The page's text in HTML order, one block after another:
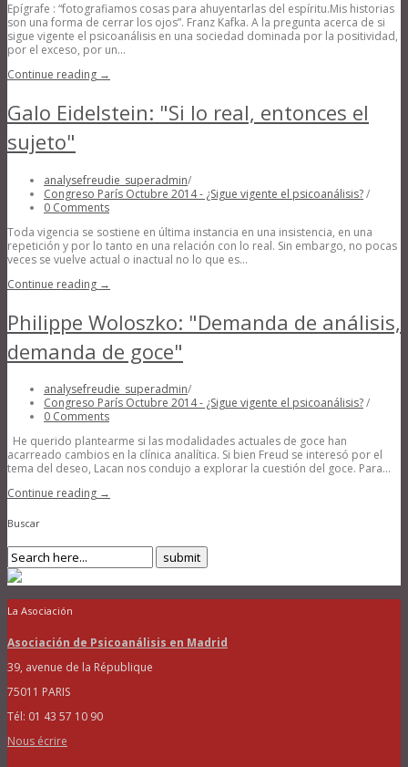
Epígrafe : “fotografiamos cosas para ahuyentarlas del espíritu.Mis historias
son una forma de cerrar los ojos”. Franz Kafka. A la pregunta acerca de si
sigue vigente el psicoanálisis en una sociedad dominada por la positividad,
por el exceso, por un...
Continue reading →
Galo Eidelstein: "Si lo real, entonces el
sujeto"
analysefreudie_superadmin/
Congreso París Octubre 2014 - ¿Sigue vigente el psicoanálisis?/
0 Comments
Toda vigencia se sostiene en última instancia en una insistencia, en una
repetición y por lo tanto en una relación con lo real. Sin embargo, no pocas
veces se vuelve actual o inactual no lo que es...
Continue reading →
Philippe Woloszko: "Demanda de análisis,
demanda de goce"
analysefreudie_superadmin/
Congreso París Octubre 2014 - ¿Sigue vigente el psicoanálisis?/
0 Comments
He querido plantearme si las modalidades actuales de goce han
acarreado cambios en la clínica analítica. Si bien Freud se interesó por el
tema del deseo, Lacan nos condujo a explorar la cuestión del goce. Para...
Continue reading →
Buscar
La Asociación
Asociación de Psicoanálisis en Madrid
39, avenue de la République
75011 PARIS
Tél: 01 43 57 10 90
Nous écrire